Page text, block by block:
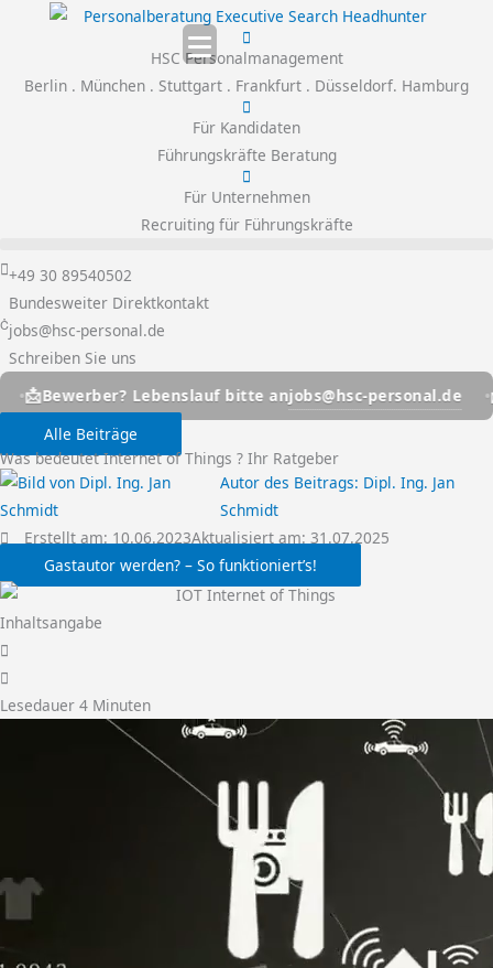
HSC Personalmanagement
Berlin . München . Stuttgart . Frankfurt . Düsseldorf. Hamburg
Für Kandidaten
Führungskräfte Beratung
Für Unternehmen
Recruiting für Führungskräfte
+49 30 89540502
Bundesweiter Direktkontakt
jobs@hsc-personal.de
Schreiben Sie uns
Lebenslauf bitte anjobs@hsc-personal.de 📩
Alle Beiträge
Was bedeutet Internet of Things ? Ihr Ratgeber
Autor des Beitrags: Dipl. Ing. Jan
Schmidt
Erstellt am: 10.06.2023Aktualisiert am: 31.07.2025
Gastautor werden? – So funktioniert’s!
Inhaltsangabe
Lesedauer 4 Minuten